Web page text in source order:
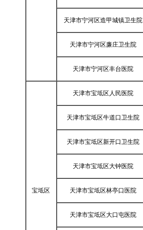
天津市宁河区造甲城镇卫生院
天津市宁河区廉庄卫生院
天津市宁河区丰台医院
宝坻区
天津市宝坻区人民医院
天津市宝坻区牛道口卫生院
天津市宝坻区新开口卫生院
天津市宝坻区大钟医院
天津市宝坻区林亭口医院
天津市宝坻区大口屯医院